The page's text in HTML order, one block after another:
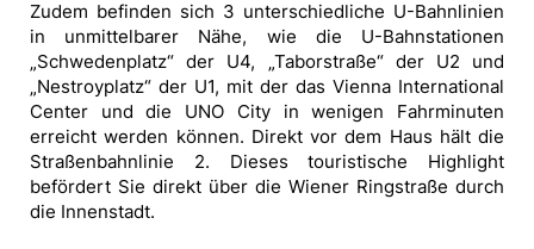
Zudem befinden sich 3 unterschiedliche U-Bahnlinien
in unmittelbarer Nähe, wie die U-Bahnstationen
„Schwedenplatz“ der U4, „Taborstraße“ der U2 und
„Nestroyplatz“ der U1, mit der das Vienna International
Center und die UNO City in wenigen Fahrminuten
erreicht werden können. Direkt vor dem Haus hält die
Straßenbahnlinie 2. Dieses touristische Highlight
befördert Sie direkt über die Wiener Ringstraße durch
die Innenstadt.